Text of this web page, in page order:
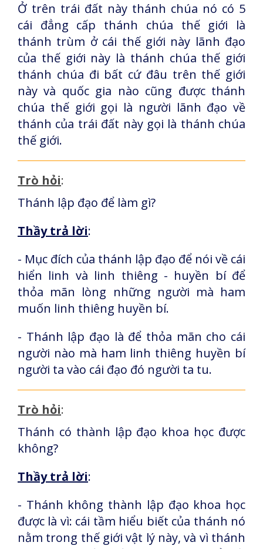
Ở trên trái đất này thánh chúa nó có 5
cái đẳng cấp thánh chúa thế giới là
thánh trùm ở cái thế giới này lãnh đạo
của thế giới này là thánh chúa thế giới
thánh chúa đi bất cứ đâu trên thế giới
này và quốc gia nào cũng được thánh
chúa thế giới gọi là người lãnh đạo về
thánh của trái đất này gọi là thánh chúa
thế giới.
Trò hỏi:
Thánh lập đạo để làm gì?
Thầy trả lời:
- Mục đích của thánh lập đạo để nói về cái
hiển linh và linh thiêng - huyền bí để
thỏa mãn lòng những người mà ham
muốn linh thiêng huyền bí.
- Thánh lập đạo là để thỏa mãn cho cái
người nào mà ham linh thiêng huyền bí
người ta vào cái đạo đó người ta tu.
Trò hỏi:
Thánh có thành lập đạo khoa học được
không?
Thầy trả lời:
- Thánh không thành lập đạo khoa học
được là vì: cái tầm hiểu biết của thánh nó
nằm trong thế giới vật lý này, và vì thánh